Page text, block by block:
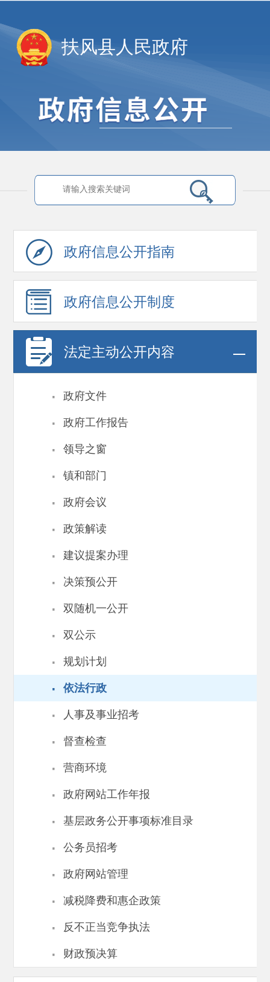
扶风县人民政府
政府信息公开指南
政府信息公开制度
法定主动公开内容
· 政府文件
· 政府工作报告
· 领导之窗
· 镇和部门
· 政府会议
· 政策解读
· 建议提案办理
· 决策预公开
· 双随机一公开
· 双公示
· 规划计划
· 依法行政
· 人事及事业招考
· 督查检查
· 营商环境
· 政府网站工作年报
· 基层政务公开事项标准目录
· 公务员招考
· 政府网站管理
· 减税降费和惠企政策
· 反不正当竞争执法
· 财政预决算